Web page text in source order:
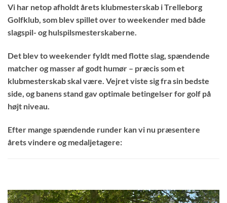
Vi har netop afholdt årets klubmesterskab i Trelleborg
Golfklub, som blev spillet over to weekender med både
slagspil- og hulspilsmesterskaberne.
Det blev to weekender fyldt med flotte slag, spændende
matcher og masser af godt humør – præcis som et
klubmesterskab skal være. Vejret viste sig fra sin bedste
side, og banens stand gav optimale betingelser for golf på
højt niveau.
Efter mange spændende runder kan vi nu præsentere
årets vindere og medaljetagere: